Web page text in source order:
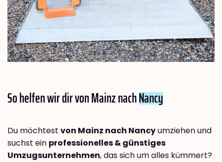
So helfen wir dir von Mainz nachNancy
Du möchtest von Mainz nach Nancyumziehen und
suchst ein professionelles & günstiges
Umzugsunternehmen, das sich um alles kümmert?